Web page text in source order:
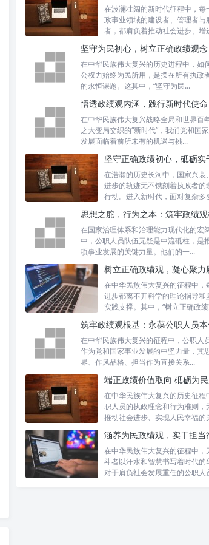
在波澜壮阔的新时代征程中，每
政事业领域的建设者、管理者与
者，都肩负着推动社会进步、增
在中华民族伟大复兴的历史进程中，如
公权力始终为民所用，是摆在所有执政
的永恒课题。这其中，“坚守为民...
在中华民族伟大复兴战略全局和世界百
之大变局交织的“新时代”，我们党和国
发展面临着前所未有的机遇与挑...
在浩瀚的历史长河中，国家兴衰
进步的轨迹无不镌刻着执政者的
行动。进入新时代，面对复杂多
在国家治理体系和治理能力现代化的宏
中，公职人员队伍无疑是中流砥柱，是
项事业发展的关键力量。他们的一...
在中华民族伟大复兴的征程中，
进步都离不开科学的理论指导和
实践支撑。其中，“树立正确政
在中华民族伟大复兴的征程中，公职人
作为党和国家事业发展的中坚力量，其
界、作风品格、担当作为直接关系...
在中华民族伟大复兴的历史征程
职人员的执政理念和行为准则，
推动社会进步、实现人民幸福的
在中华民族伟大复兴的征程中，
斗者以汗水和智慧书写着时代的
对于肩负社会发展重任的公职人
深刻理解“三服
要求
锚定“新担当”：
敢于迎难而上